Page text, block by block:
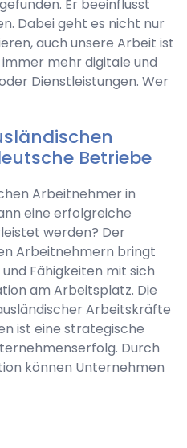
Er beeinflusst
Dabei geht es nicht nur
auch unsere Arbeit ist
mehr digitale und
Dienstleistungen. Wer
Betriebe
Arbeitnehmer in
eine erfolgreiche
werden? Der
Arbeitnehmern bringt
Fähigkeiten mit sich
am Arbeitsplatz. Die
Arbeitskräfte
ist eine strategische
Durch
können Unternehmen